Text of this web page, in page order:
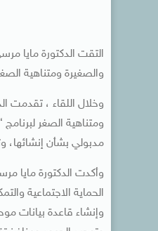
التقت الدكتورة مايا
والصغيرة ومتناهية
وخلال اللقاء ، تقدمت
ومتناهية الصغر
مدبولي بشأن إنشائها،
وأكدت الدكتورة مايا
الحماية الاجتماعية
وإنشاء قاعدة بيانات